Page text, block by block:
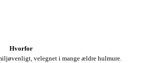
Hvorfor
velegnet i mange ældre hulmure.